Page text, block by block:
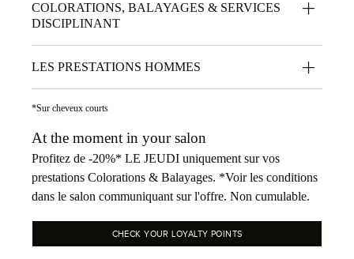
COLORATIONS, BALAYAGES & SERVICES
DISCIPLINANT
LES PRESTATIONS HOMMES
*Sur cheveux courts
At the moment in your salon
Profitez de -20%* LE JEUDI uniquement sur vos
prestations Colorations & Balayages. *Voir les conditions
dans le salon communiquant sur l'offre. Non cumulable.
CHECK YOUR LOYALTY POINTS